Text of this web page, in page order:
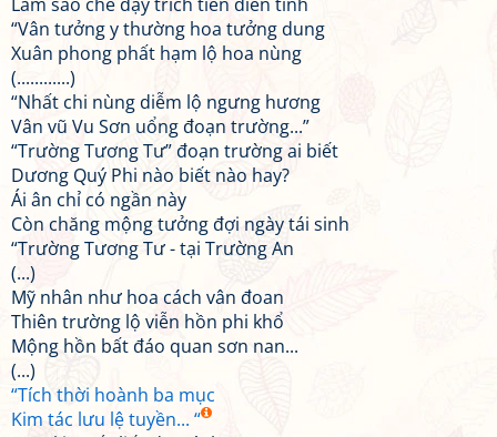
“Vân tưởng y thường hoa tưởng dung
Xuân phong phất hạm lộ hoa nùng
(............)
“Nhất chi nùng diễm lộ ngưng hương
Vân vũ Vu Sơn uổng đoạn trường...”
“Trường Tương Tư” đoạn trường ai biết
Dương Quý Phi nào biết nào hay?
Ái ân chỉ có ngần này
Còn chăng mộng tưởng đợi ngày tái sinh
“Trường Tương Tư - tại Trường An
(...)
Mỹ nhân như hoa cách vân đoan
Thiên trường lộ viễn hồn phi khổ
Mộng hồn bất đáo quan sơn nan...
(...)
“Tích thời hoành ba mục
Kim tác lưu lệ tuyền... “